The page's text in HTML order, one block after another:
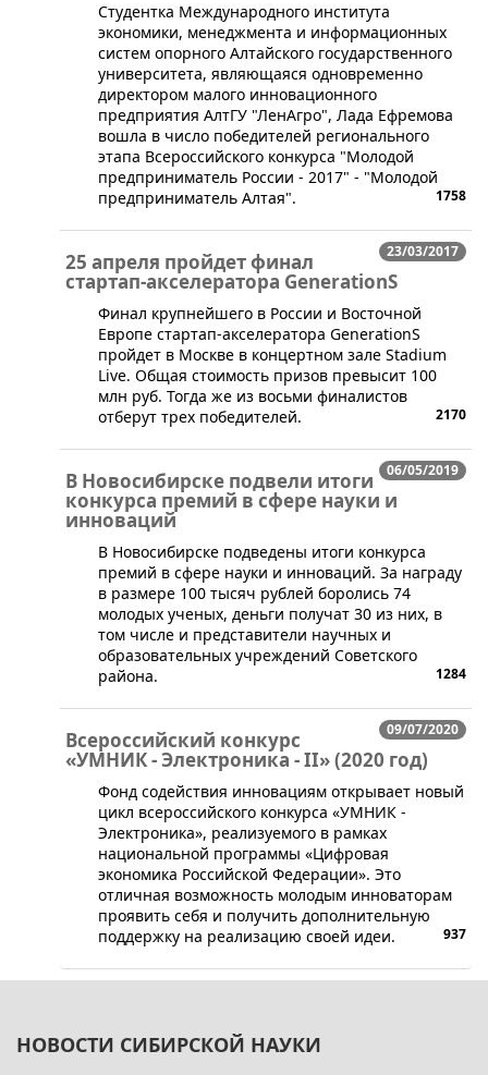
​Студентка Международного института
экономики, менеджмента и информационных
систем опорного Алтайского государственного
университета, являющаяся одновременно
директором малого инновационного
предприятия АлтГУ "ЛенАгро", Лада Ефремова
вошла в число победителей регионального
этапа Всероссийского конкурса "Молодой
предприниматель России - 2017" - "Молодой
предприниматель Алтая".
1758
23/03/2017
25 апреля пройдет финал
стартап-акселератора GenerationS
Финал крупнейшего в России и Восточной
Европе стартап-акселератора GenerationS
пройдет в Москве в концертном зале Stadium
Live. Общая стоимость призов превысит 100
млн руб. Тогда же из восьми финалистов
отберут трех победителей.
2170
06/05/2019
В Новосибирске подвели итоги
конкурса премий в сфере науки и
инноваций
​В Новосибирске подведены итоги конкурса
премий в сфере науки и инноваций. За награду
в размере 100 тысяч рублей боролись 74
молодых ученых, деньги получат 30 из них, в
том числе и представители научных и
образовательных учреждений Советского
района.
1284
09/07/2020
Всероссийский конкурс
«УМНИК - Электроника - II» (2020 год)
Фонд содействия инновациям открывает новый
цикл всероссийского конкурса «УМНИК -
Электроника», реализуемого в рамках
национальной программы «Цифровая
экономика Российской Федерации». Это
отличная возможность молодым инноваторам
проявить себя и получить дополнительную
поддержку на реализацию своей идеи.
937
НОВОСТИ СИБИРСКОЙ НАУКИ